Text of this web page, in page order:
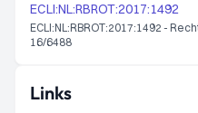
ECLI:NL:RBROT:2017:1492
ECLI:NL:RBROT:2017:1492 -
16/6488
Links